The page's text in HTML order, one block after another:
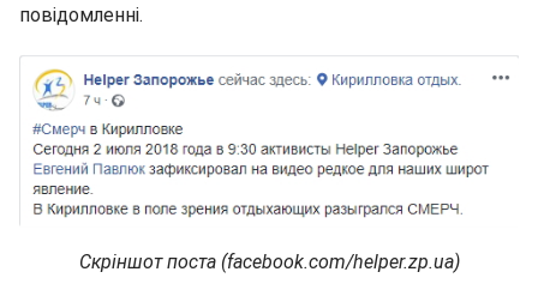
повідомленні.
Скріншот поста (facebook.com/helper.zp.ua)